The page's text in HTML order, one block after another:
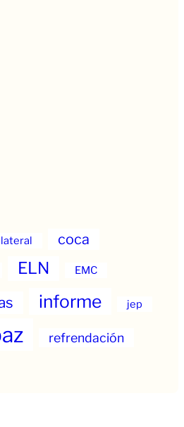
coca
ELN EMC
informe jep
refrendación